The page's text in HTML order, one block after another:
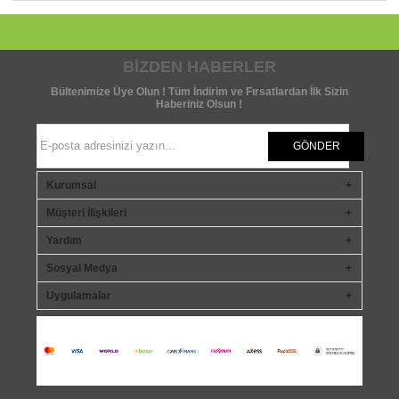
BIZDEN HABERLER
Bültenimize Üye Olun ! Tüm İndirim ve Fırsatlardan İlk Sizin
Haberiniz Olsun !
GÖNDER
Kurumsal
Müşteri İlişkileri
Yardım
Sosyal Medya
Uygulamalar